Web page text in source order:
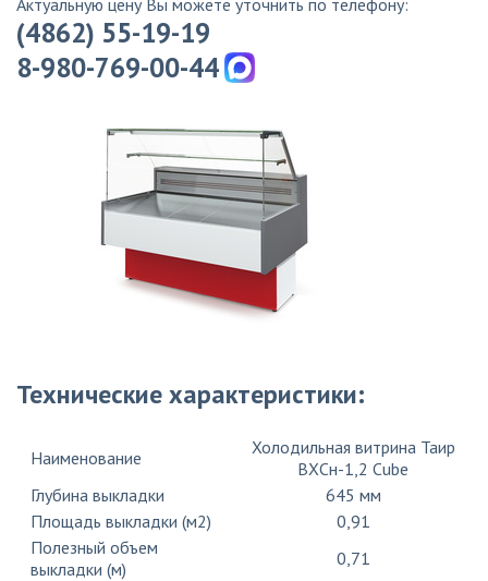
Актуальную цену Вы можете уточнить по телефону:
(4862) 55-19-19
8-980-769-00-44
Технические характеристики:
Наименование
Холодильная витрина Таир
ВХСн-1,2 Cube
Глубина выкладки
645 мм
Площадь выкладки (м2)
0,91
Полезный объем
выкладки (м)
0,71